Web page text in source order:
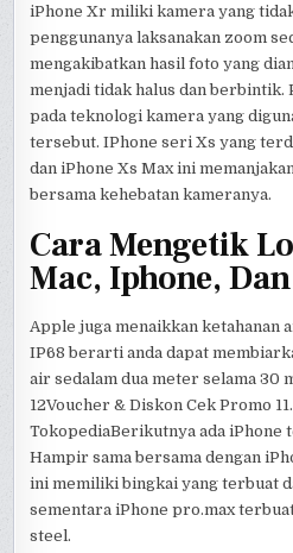
iPhone Xr miliki kamera yang
penggunanya laksanakan zoom
mengakibatkan hasil foto yang
menjadi tidak halus dan berbintik.
pada teknologi kamera yang
tersebut. IPhone seri Xs yang
dan iPhone Xs Max ini
bersama kehebatan kameranya.
Cara Mengetik
Mac, Iphone,
Apple juga menaikkan ketahanan
IP68 berarti anda dapat
air sedalam dua meter selama 30
12Voucher & Diskon Cek Promo
TokopediaBerikutnya ada iPhone
Hampir sama bersama dengan
ini memiliki bingkai yang terbuat
sementara iPhone pro.max
steel.